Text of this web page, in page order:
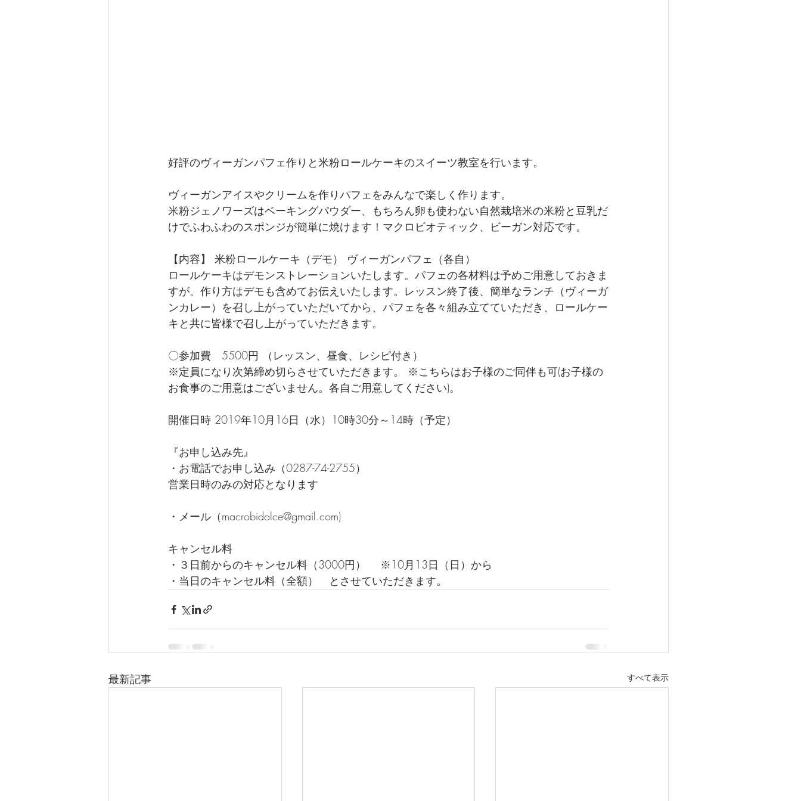
好評のヴィーガンパフェ作りと米粉ロールケーキのスイーツ教室を行います。
ヴィーガンアイスやクリームを作りパフェをみんなで楽しく作ります。
米粉ジェノワーズはベーキングパウダー、もちろん卵も使わない自然栽培米の米粉と豆乳だ
けでふわふわのスポンジが簡単に焼けます！マクロビオティック、ビーガン対応です。
【内容】 米粉ロールケーキ（デモ） ヴィーガンパフェ（各自）
ロールケーキはデモンストレーションいたします。パフェの各材料は予めご用意しておきま
すが。作り方はデモも含めてお伝えいたします。レッスン終了後、簡単なランチ（ヴィーガ
ンカレー）を召し上がっていただいてから、パフェを各々組み立てていただき、ロールケー
キと共に皆様で召し上がっていただきます。
〇参加費　5500円 （レッスン、昼食、レシピ付き）
※定員になり次第締め切らさせていただきます。 ※こちらはお子様のご同伴も可(お子様の
お食事のご用意はございません。各自ご用意してください)。
開催日時 2019年10月16日（水）10時30分～14時（予定）
『お申し込み先』
・お電話でお申し込み（0287-74-2755）
営業日時のみの対応となります
・メール（macrobidolce@gmail.com)
キャンセル料
・３日前からのキャンセル料（3000円） 　※10月13日（日）から
・当日のキャンセル料（全額）　とさせていただきます。
最新記事 すべて表示